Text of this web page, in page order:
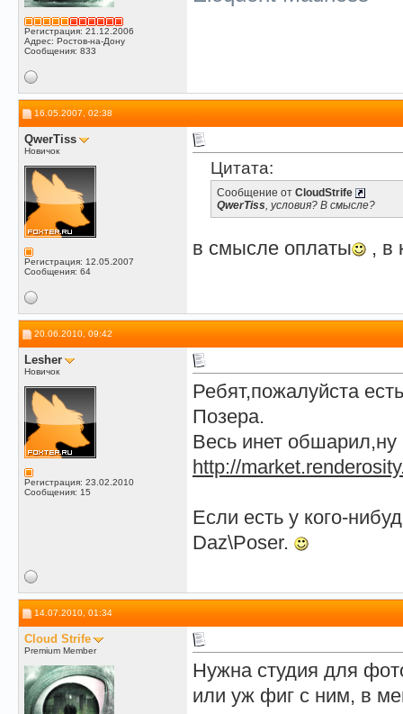
Регистрация: 21.12.2006
Адрес: Ростов-на-Дону
Сообщения: 833
16.05.2007, 02:38
QwerTiss
Новичок
Регистрация: 12.05.2007
Сообщения: 64
Цитата:
Сообщение от CloudStrife
QwerTiss, условия? В смысле?
в смысле оплаты , в
20.06.2010, 09:42
Lesher
Новичок
Регистрация: 23.02.2010
Сообщения: 15
Ребят,пожалуйста
Позера.
Весь инет обшарил,ну
http://
Если есть у кого-
Daz\Poser.
14.07.2010, 01:34
Cloud Strife
Premium Member
Нужна студия для
или уж фиг с ним, в